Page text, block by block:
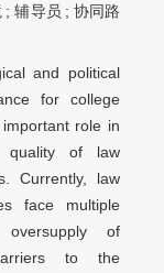
;辅导员 ; 协同路
and political
for college
role in
quality of law
Currently, law
face multiple
of
to the